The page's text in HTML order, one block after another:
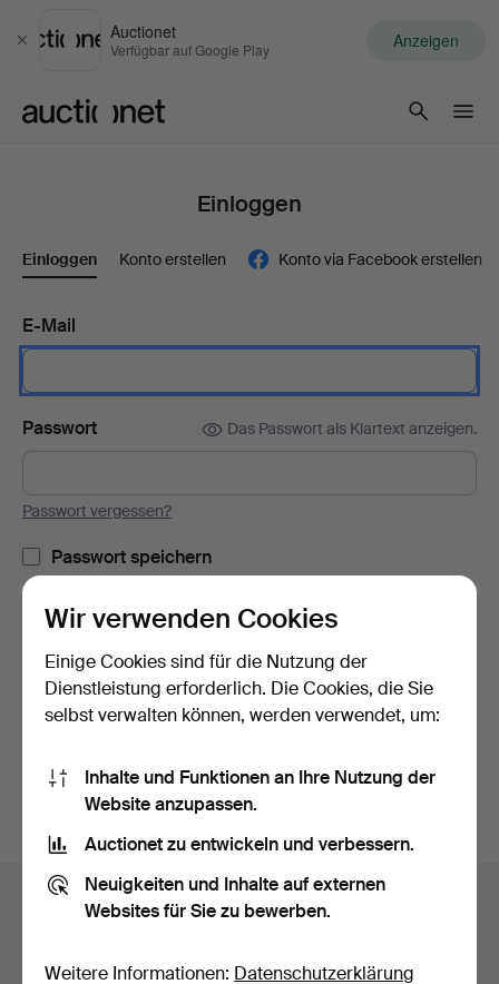
Schließen
Auctionet
Verfügbar auf Google Play Anzeigen
Einloggen
Einloggen Konto erstellen Konto via Facebook erstellen
E-Mail
Passwort Das Passwort als Klartext anzeigen.
Passwort vergessen?
Passwort speichern
Einloggen
oder hier via Facebook einloggen
Fußzeilen-
Navigation
Hilfe und Kontakt
Alle Auktionshäuser
Wir verwenden Cookies
Einige Cookies sind für die Nutzung der
Dienstleistung erforderlich. Die Cookies, die Sie
selbst verwalten können, werden verwendet, um:
Inhalte und Funktionen an Ihre Nutzung der
Website anzupassen.
Auctionet zu entwickeln und verbessern.
Neuigkeiten und Inhalte auf externen
Websites für Sie zu bewerben.
Weitere Informationen: Datenschutzerklärung